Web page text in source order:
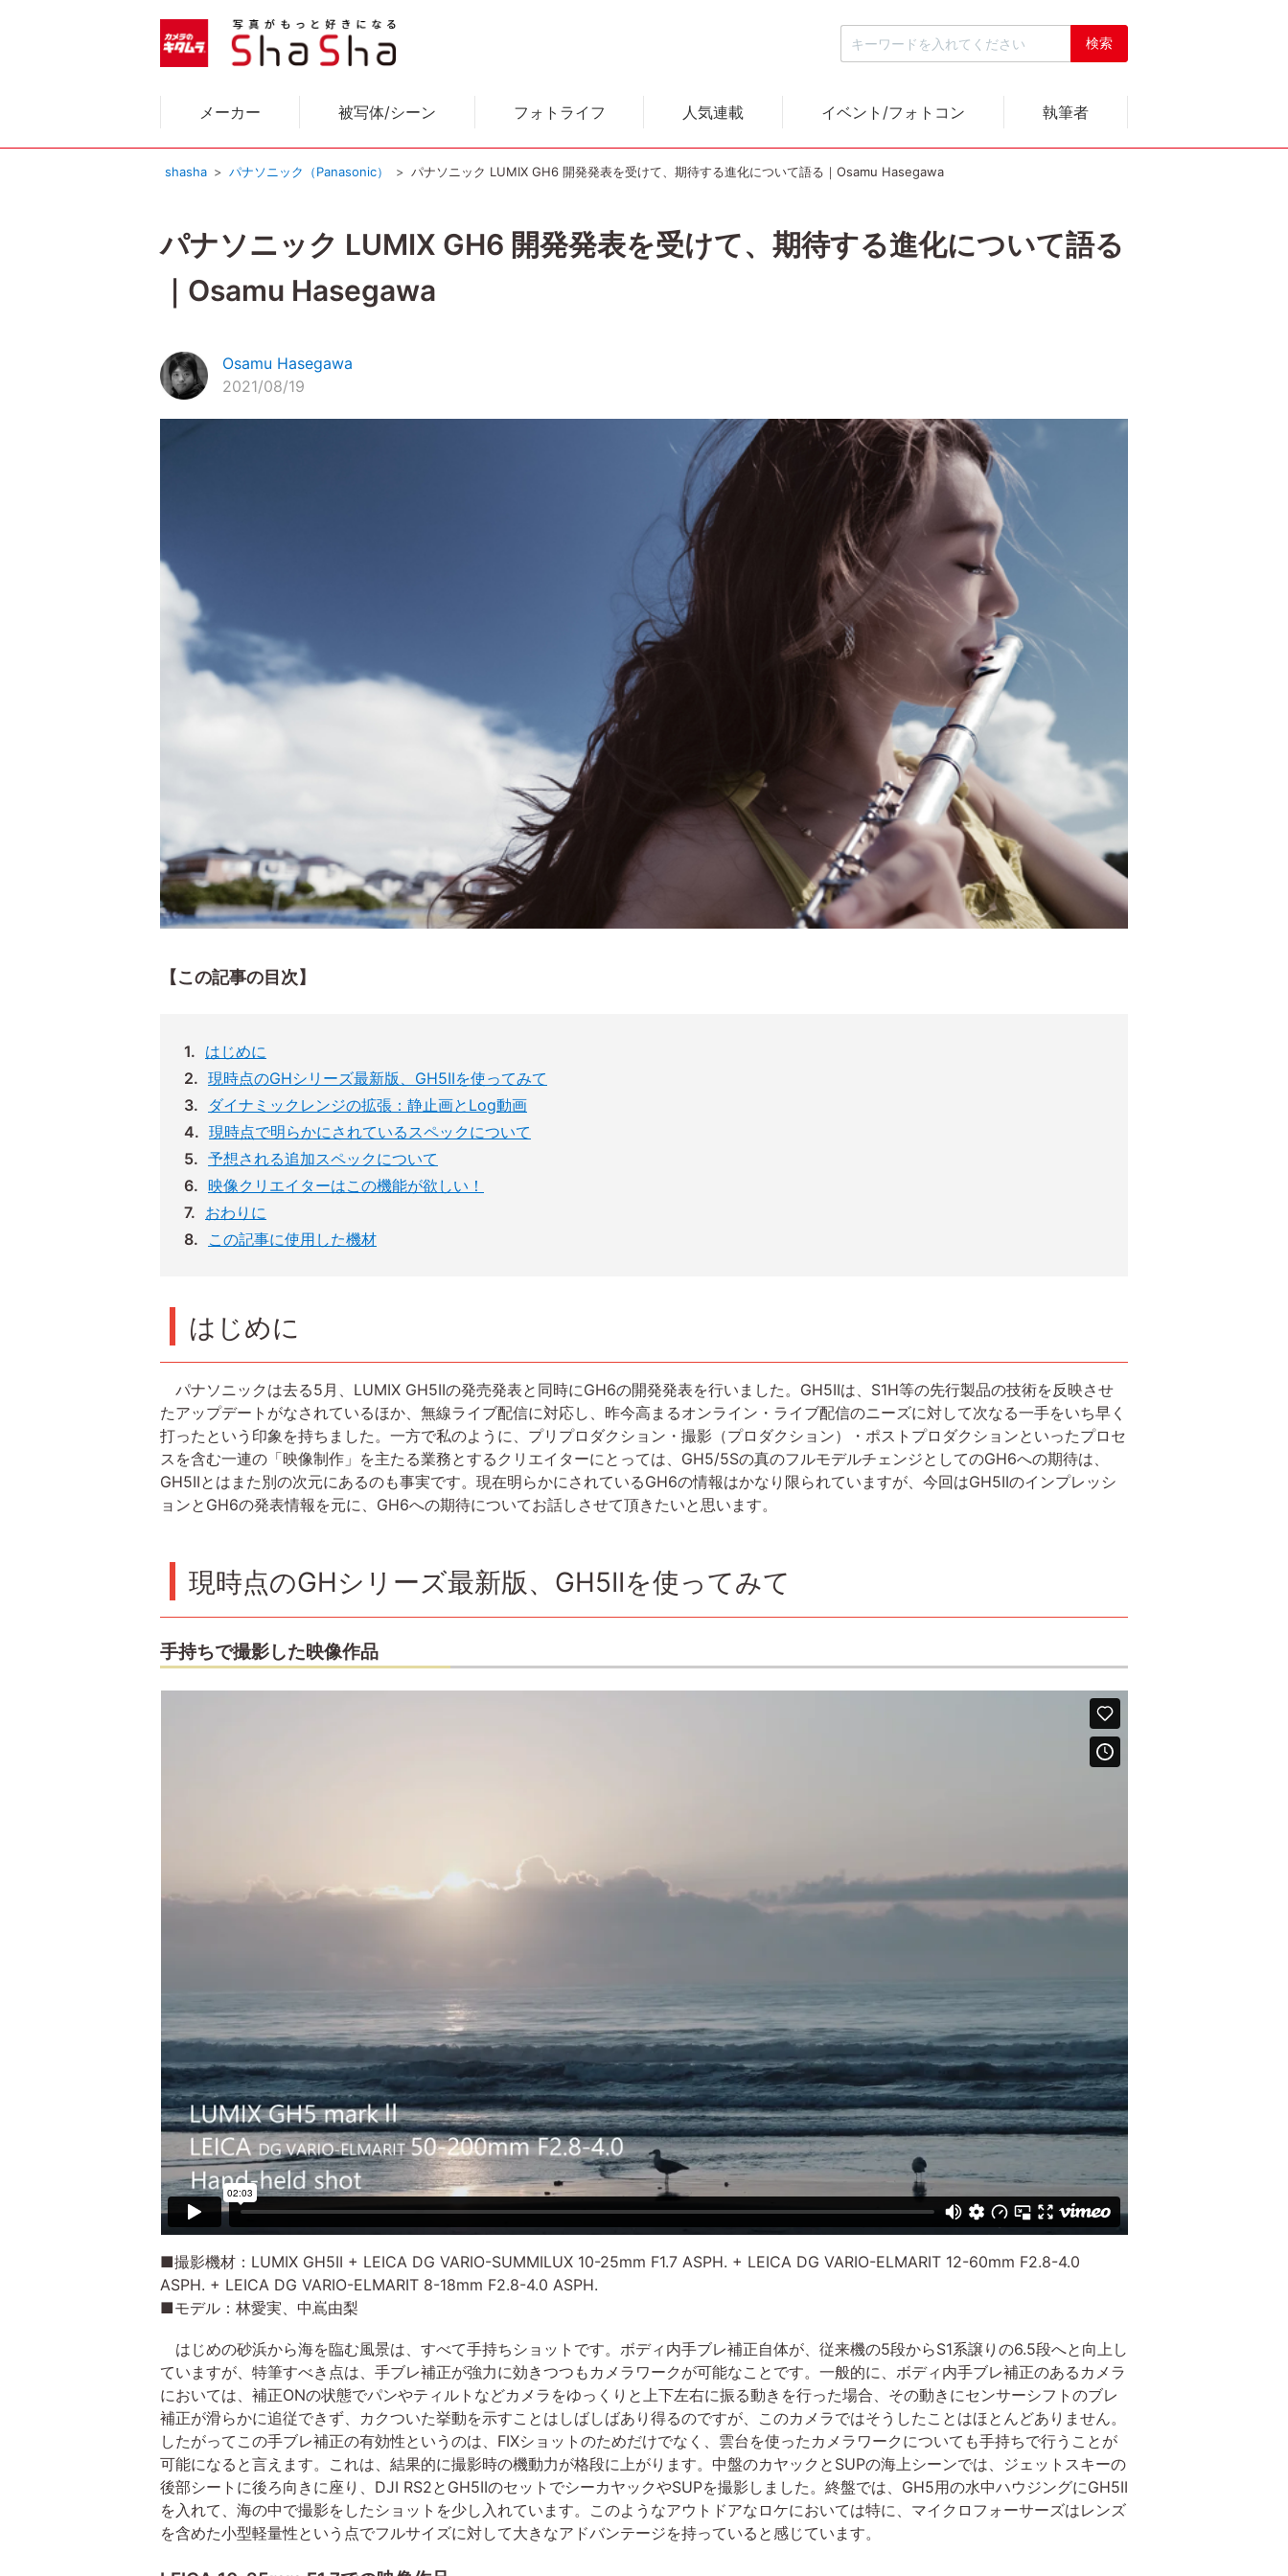
メーカー 被写体/シーン フォトライフ 人気連載 イベント/フォトコン 執筆者
shasha パナソニック（Panasonic） パナソニック LUMIX GH6 開発発表を受けて、期待する進化について語る｜Osamu Hasegawa
パナソニック LUMIX GH6 開発発表を受けて、期待する進化について語る
｜Osamu Hasegawa
Osamu Hasegawa
2021/08/19
【この記事の目次】
はじめに
現時点のGHシリーズ最新版、GH5IIを使ってみて
ダイナミックレンジの拡張：静止画とLog動画
現時点で明らかにされているスペックについて
予想される追加スペックについて
映像クリエイターはこの機能が欲しい！
おわりに
この記事に使用した機材
はじめに
パナソニックは去る5月、LUMIX GH5IIの発売発表と同時にGH6の開発発表を行いました。GH5IIは、S1H等の先行製品の技術を反映させ
たアップデートがなされているほか、無線ライブ配信に対応し、昨今高まるオンライン・ライブ配信のニーズに対して次なる一手をいち早く
打ったという印象を持ちました。一方で私のように、プリプロダクション・撮影（プロダクション）・ポストプロダクションといったプロセ
スを含む一連の「映像制作」を主たる業務とするクリエイターにとっては、GH5/5Sの真のフルモデルチェンジとしてのGH6への期待は、
GH5IIとはまた別の次元にあるのも事実です。現在明らかにされているGH6の情報はかなり限られていますが、今回はGH5IIのインプレッシ
ョンとGH6の発表情報を元に、GH6への期待についてお話しさせて頂きたいと思います。
現時点のGHシリーズ最新版、GH5IIを使ってみて
手持ちで撮影した映像作品
■撮影機材：LUMIX GH5II + LEICA DG VARIO-SUMMILUX 10-25mm F1.7 ASPH. + LEICA DG VARIO-ELMARIT 12-60mm F2.8-4.0
ASPH. + LEICA DG VARIO-ELMARIT 8-18mm F2.8-4.0 ASPH.
■モデル：林愛実、中嶌由梨
はじめの砂浜から海を臨む風景は、すべて手持ちショットです。ボディ内手ブレ補正自体が、従来機の5段からS1系譲りの6.5段へと向上し
ていますが、特筆すべき点は、手ブレ補正が強力に効きつつもカメラワークが可能なことです。一般的に、ボディ内手ブレ補正のあるカメラ
においては、補正ONの状態でパンやティルトなどカメラをゆっくりと上下左右に振る動きを行った場合、その動きにセンサーシフトのブレ
補正が滑らかに追従できず、カクついた挙動を示すことはしばしばあり得るのですが、このカメラではそうしたことはほとんどありません。
したがってこの手ブレ補正の有効性というのは、FIXショットのためだけでなく、雲台を使ったカメラワークについても手持ちで行うことが
可能になると言えます。これは、結果的に撮影時の機動力が格段に上がります。中盤のカヤックとSUPの海上シーンでは、ジェットスキーの
後部シートに後ろ向きに座り、DJI RS2とGH5IIのセットでシーカヤックやSUPを撮影しました。終盤では、GH5用の水中ハウジングにGH5II
を入れて、海の中で撮影をしたショットを少し入れています。このようなアウトドアなロケにおいては特に、マイクロフォーサーズはレンズ
を含めた小型軽量性という点でフルサイズに対して大きなアドバンテージを持っていると感じています。